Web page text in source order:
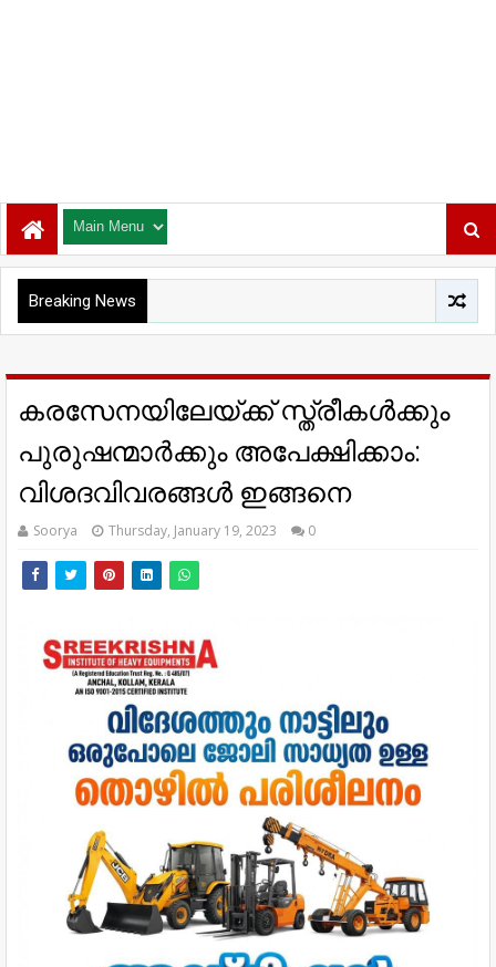
Breaking News
കരസേനയിലേയ്ക്ക് സ്ത്രീകള്‍ക്കും
പുരുഷന്മാര്‍ക്കും അപേക്ഷിക്കാം:
വിശദവിവരങ്ങള്‍ ഇങ്ങനെ
Soorya Thursday, January 19, 2023 0